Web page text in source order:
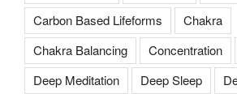
Carbon Based Lifeforms
Chakra
Chakra Balancing
Concentration
Deep Meditation
Deep Sleep